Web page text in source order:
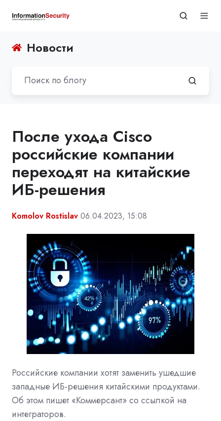
Новости
После ухода Cisco
российские компании
переходят на китайские
ИБ-решения
Komolov Rostislav 06.04.2023, 15:08
Российские компании хотят заменить ушедшие
западные ИБ-решения китайскими продуктами.
Об этом пишет «Коммерсант» со ссылкой на
интеграторов.